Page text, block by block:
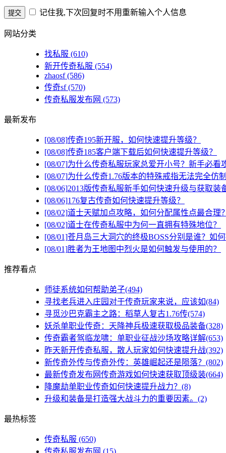
记住我,下次回复时不用重新输入个人信息
网站分类
找私服 (610)
新开传奇私服 (554)
zhaosf(586)
传奇sf(570)
传奇私服发布网 (573)
最新发布
[08/08]传奇195新开服，如何快速提升等级？
[08/08]传奇185客户端下载后如何快速提升等级？
[08/07]为什么传奇私服玩家总爱开小号？新手必看
[08/07]为什么传奇1.76版本的特殊戒指无法完全仿制
[08/06]2013版传奇私服新手如何快速升级与获取装
[08/06]176复古传奇如何快速提升等级？
[08/02]道士天赋加点攻略，如何分配属性点最合理？
[08/02]道士在传奇私服中为何一直拥有特殊地位？
[08/01]苍月岛三大洞穴的终极BOSS分别是谁？如何
[08/01]胜者为王地图中烈火是如何触发与使用的？
推荐看点
师徒系统如何帮助弟子(494)
寻找老兵进入庄园对于传奇玩家来说，应该如(84)
寻觅沙巴克霸主之路：稻草人复古1.76传(574)
妖杀单职业传奇：天降神兵极速获取极品装备(328)
传奇霸者驾临龙啸：单职业征战沙场攻略详解(653)
昨天新开传奇私服，散人玩家如何快速提升战(392)
新传奇外传与传奇外传：英雄崛起还是陨落？(802)
最新传奇发布网传奇游戏如何快速获取顶级装(664)
降魔劫单职业传奇如何快速提升战力？(8)
升级和装备是打造强大战斗力的重要因素。(2)
最热标签
传奇私服 (650)